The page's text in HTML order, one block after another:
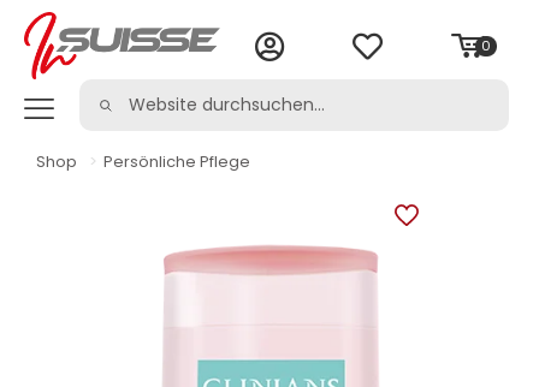
0
Shop > Persönliche Pflege